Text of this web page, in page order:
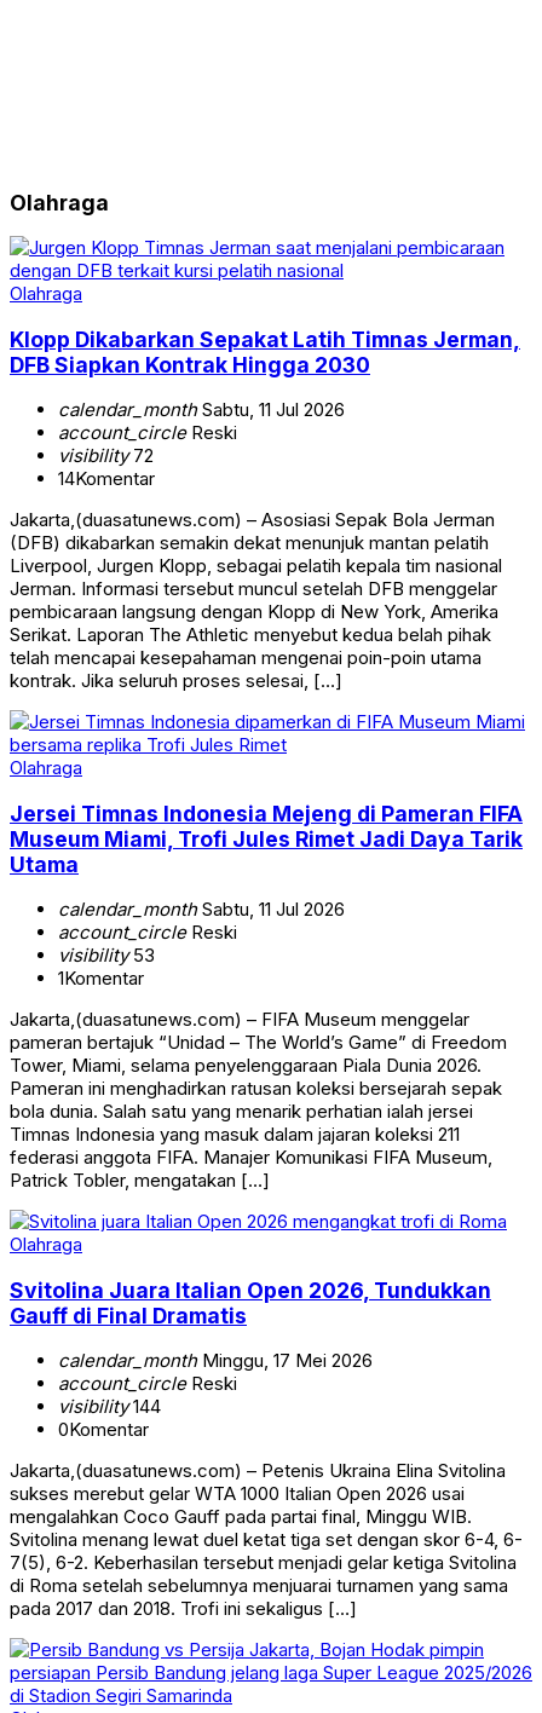
Olahraga
Olahraga
Klopp Dikabarkan Sepakat Latih Timnas Jerman,
DFB Siapkan Kontrak Hingga 2030
calendar_monthSabtu, 11 Jul 2026
account_circleReski
visibility72
14Komentar
Jakarta,(duasatunews.com) – Asosiasi Sepak Bola Jerman
(DFB) dikabarkan semakin dekat menunjuk mantan pelatih
Liverpool, Jurgen Klopp, sebagai pelatih kepala tim nasional
Jerman. Informasi tersebut muncul setelah DFB menggelar
pembicaraan langsung dengan Klopp di New York, Amerika
Serikat. Laporan The Athletic menyebut kedua belah pihak
telah mencapai kesepahaman mengenai poin-poin utama
kontrak. Jika seluruh proses selesai, […]
Olahraga
Jersei Timnas Indonesia Mejeng di Pameran FIFA
Museum Miami, Trofi Jules Rimet Jadi Daya Tarik
Utama
calendar_monthSabtu, 11 Jul 2026
account_circleReski
visibility53
1Komentar
Jakarta,(duasatunews.com) – FIFA Museum menggelar
pameran bertajuk “Unidad – The World’s Game” di Freedom
Tower, Miami, selama penyelenggaraan Piala Dunia 2026.
Pameran ini menghadirkan ratusan koleksi bersejarah sepak
bola dunia. Salah satu yang menarik perhatian ialah jersei
Timnas Indonesia yang masuk dalam jajaran koleksi 211
federasi anggota FIFA. Manajer Komunikasi FIFA Museum,
Patrick Tobler, mengatakan […]
Olahraga
Svitolina Juara Italian Open 2026, Tundukkan
Gauff di Final Dramatis
calendar_monthMinggu, 17 Mei 2026
account_circleReski
visibility144
0Komentar
Jakarta,(duasatunews.com) – Petenis Ukraina Elina Svitolina
sukses merebut gelar WTA 1000 Italian Open 2026 usai
mengalahkan Coco Gauff pada partai final, Minggu WIB.
Svitolina menang lewat duel ketat tiga set dengan skor 6-4, 6-
7(5), 6-2. Keberhasilan tersebut menjadi gelar ketiga Svitolina
di Roma setelah sebelumnya menjuarai turnamen yang sama
pada 2017 dan 2018. Trofi ini sekaligus […]